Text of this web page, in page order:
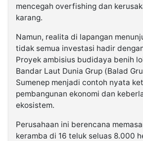
mencegah overfishing dan
karang.
Namun, realita di lapangan
tidak semua investasi hadir
Proyek ambisius budidaya benih
Bandar Laut Dunia Grup (Balad
Sumenep menjadi contoh nyata
pembangunan ekonomi dan
ekosistem.
Perusahaan ini berencana
keramba di 16 teluk seluas 8.000